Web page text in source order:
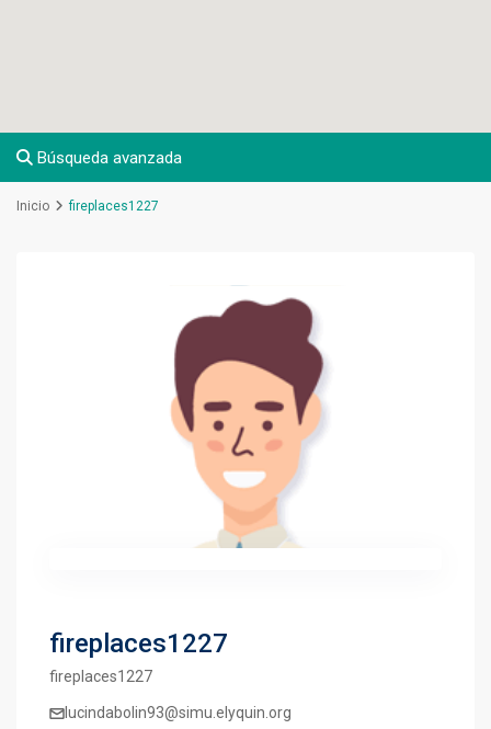
Búsqueda avanzada
Inicio fireplaces1227
fireplaces1227
fireplaces1227
lucindabolin93@simu.elyquin.org